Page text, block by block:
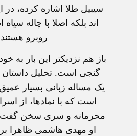
سيبيل طلا اشاره کرده، در
اند بلکه اصلا با چاله
روبرو
باز هم نزديکتر اين بار به
گنجی است. تحليل داستان
يک مساله زبانی بسيار
است که با نمادها، از
محرمانه و سری سخن گفت.
او مهدی هاشمی ظاهرا